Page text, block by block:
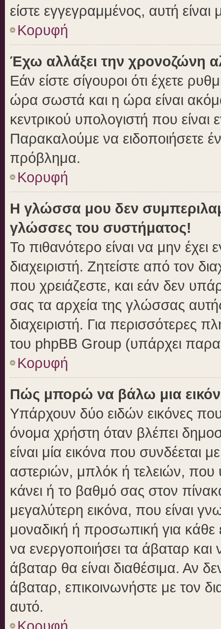
είστε εγγεγραμμένος, αυτή είναι
Κορυφή
Έχω αλλάξει την χρονοζώνη
Εάν είστε σίγουροι ότι έχετε
ώρα σωστά και η ώρα είναι
κεντρικού υπολογιστή που
Παρακαλούμε να ειδοποιήσετε
πρόβλημα.
Κορυφή
Η γλώσσα μου δεν
γλώσσες του συστήματος!
Το πιθανότερο είναι να μην
διαχειριστή. Ζητείστε από τον
που χρειάζεστε, και εάν δεν
σας τα αρχεία της γλώσσας
διαχειριστή. Για περισσότερες
του phpBB Group (υπάρχει
Κορυφή
Πώς μπορώ να βάλω μια
Υπάρχουν δύο ειδών εικόνες
όνομα χρήστη όταν βλέπει
είναι μία εικόνα που
αστεριών, μπλόκ ή τελειών, που
κάνει ή το βαθμό σας στον
μεγαλύτερη εικόνα, που είναι
μοναδική ή προσωπική για κάθε
να ενεργοποιήσει τα άβαταρ και
άβαταρ θα είναι διαθέσιμα. Αν
άβαταρ, επικοινωνήστε με τον
αυτό.